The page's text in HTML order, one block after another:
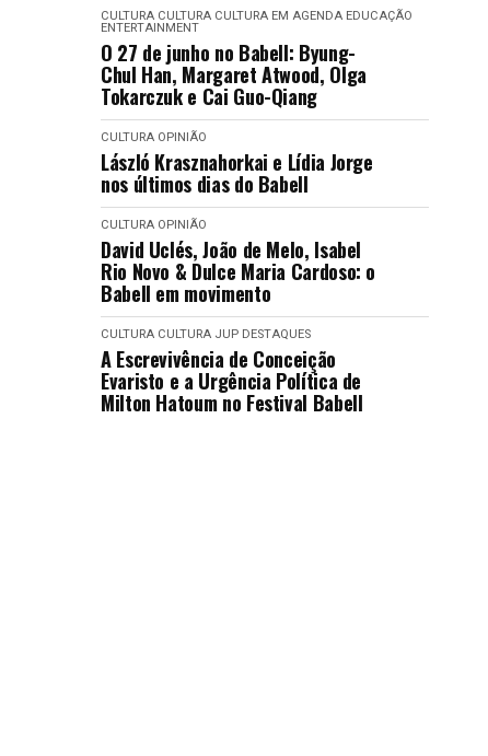
CULTURA CULTURA CULTURA EM AGENDA EDUCAÇÃO
ENTERTAINMENT
O 27 de junho no Babell: Byung-
Chul Han, Margaret Atwood, Olga
Tokarczuk e Cai Guo-Qiang
CULTURA OPINIÃO
László Krasznahorkai e Lídia Jorge
nos últimos dias do Babell
CULTURA OPINIÃO
David Uclés, João de Melo, Isabel
Rio Novo & Dulce Maria Cardoso: o
Babell em movimento
CULTURA CULTURA JUP DESTAQUES
A Escrevivência de Conceição
Evaristo e a Urgência Política de
Milton Hatoum no Festival Babell